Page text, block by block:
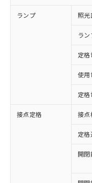
ランプ 照
ラ
定格
使用
定格
接点定格 接点
定
開閉
対応済み
非含有に対応
対応予定：